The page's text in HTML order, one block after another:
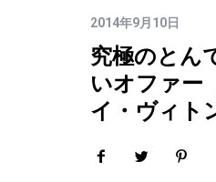
2014年9月10日
究極のとん
いオファー
イ・ヴィト